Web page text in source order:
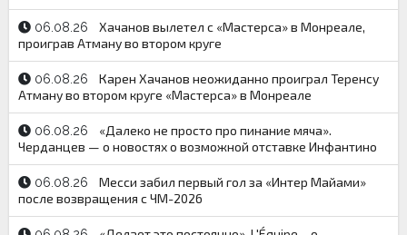
06.08.26
Хачанов вылетел с «Мастерса» в Монреале,
проиграв Атману во втором круге
06.08.26
Карен Хачанов неожиданно проиграл Теренсу
Атману во втором круге «Мастерса» в Монреале
06.08.26
«Далеко не просто про пинание мяча».
Черданцев — о новостях о возможной отставке Инфантино
06.08.26
Месси забил первый гол за «Интер Майами»
после возвращения с ЧМ-2026